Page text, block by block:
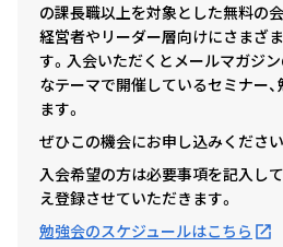
の課長職以上を対象とした無料の
経営者やリーダー層向けにさまざ
す。入会いただくとメールマガジ
なテーマで開催しているセミナー
ます。
ぜひこの機会にお申し込みください
入会希望の方は必要事項を記入し
え登録させていただきます。
勉強会のスケジュールはこちら